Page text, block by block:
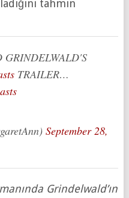
tahmin
GRINDELWALD'S
TRAILER…
September 28,
Grindelwald’ın